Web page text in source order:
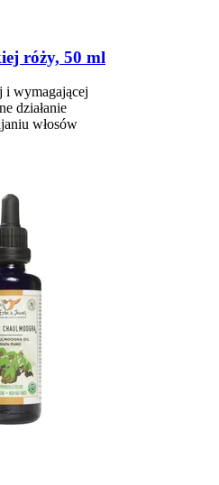
róży, 50 ml
i wymagającej
działanie
włosów